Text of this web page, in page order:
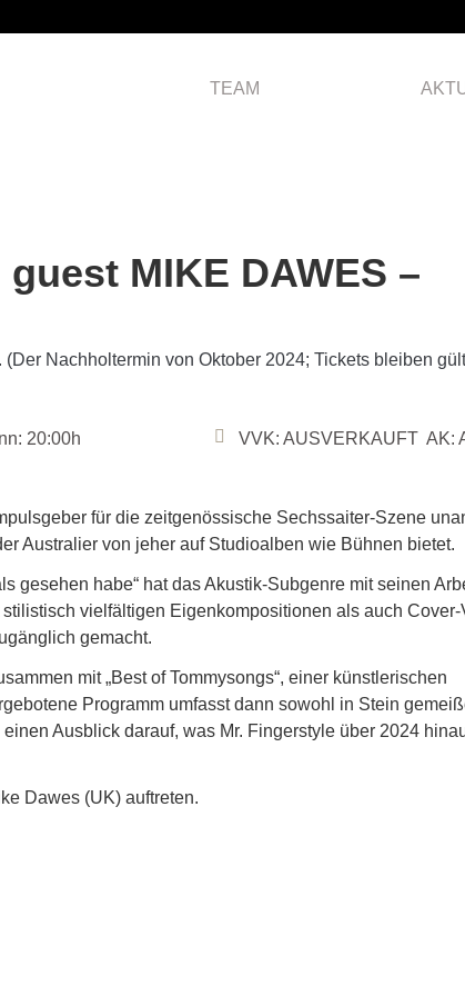
TEAM
MIKE DAWES –
Nachholtermin von Oktober 2024; Tickets bleiben
20:00h VVK: AUSVERKAUFT AK:
für die zeitgenössische Sechssaiter-Szene
Australier von jeher auf Studioalben wie Bühnen bietet.
gesehen habe“ hat das Akustik-Subgenre mit seinen
vielfältigen Eigenkompositionen als auch
gemacht.
mit „Best of Tommysongs“, einer künstlerischen
Programm umfasst dann sowohl in Stein
Ausblick darauf, was Mr. Fingerstyle über 2024
Dawes (UK) auftreten.